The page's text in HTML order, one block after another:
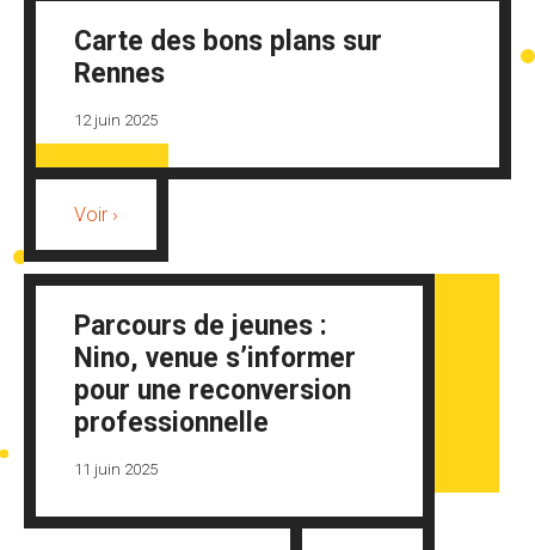
Carte des bons plans sur
Rennes
12 juin 2025
Voir ›
Parcours de jeunes :
Nino, venue s’informer
pour une reconversion
professionnelle
11 juin 2025